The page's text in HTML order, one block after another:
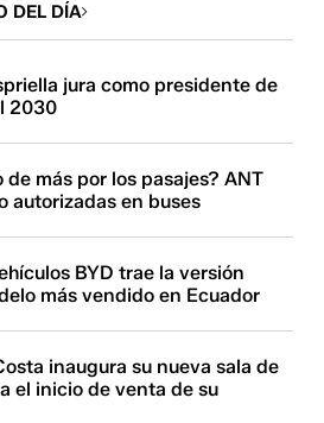
DEL DÍA
jura como presidente de
2030
más por los pasajes? ANT
autorizadas en buses
BYD trae la versión
más vendido en Ecuador
inaugura su nueva sala de
el inicio de venta de su